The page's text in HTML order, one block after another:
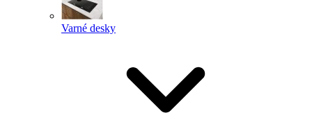
Varné desky